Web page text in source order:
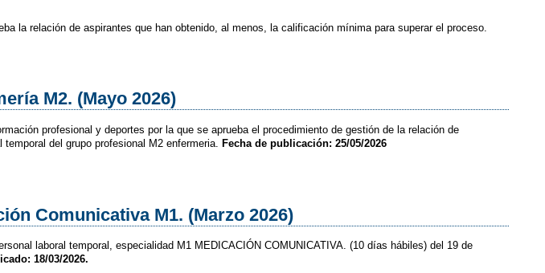
la relación de aspirantes que han obtenido, al menos, la calificación mínima para superar el proceso.
M2. (Mayo 2026)
profesional y deportes por la que se aprueba el procedimiento de gestión de la relación de
del grupo profesional M2 enfermeria.
Fecha de publicación: 25/05/2026
Comunicativa M1. (Marzo 2026)
laboral temporal, especialidad M1 MEDICACIÓN COMUNICATIVA. (10 días hábiles) del 19 de
18/03/2026.